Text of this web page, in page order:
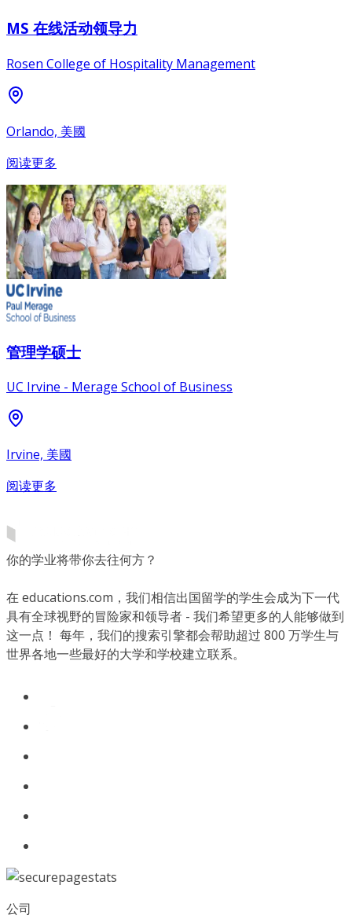
MS 在线活动领导力
Rosen College of Hospitality Management
Orlando, 美國
阅读更多
管理学硕士
UC Irvine - Merage School of Business
Irvine, 美國
阅读更多
你的学业将带你去往何方？
在 educations.com，我们相信出国留学的学生会成为下一代
具有全球视野的冒险家和领导者 - 我们希望更多的人能够做到
这一点！ 每年，我们的搜索引擎都会帮助超过 800 万学生与
世界各地一些最好的大学和学校建立联系。
公司